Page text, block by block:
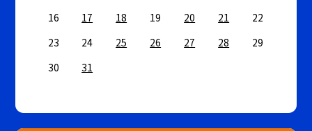
16
17 18 19 20 21
22
23
24 25 26 27 28
29
30
31